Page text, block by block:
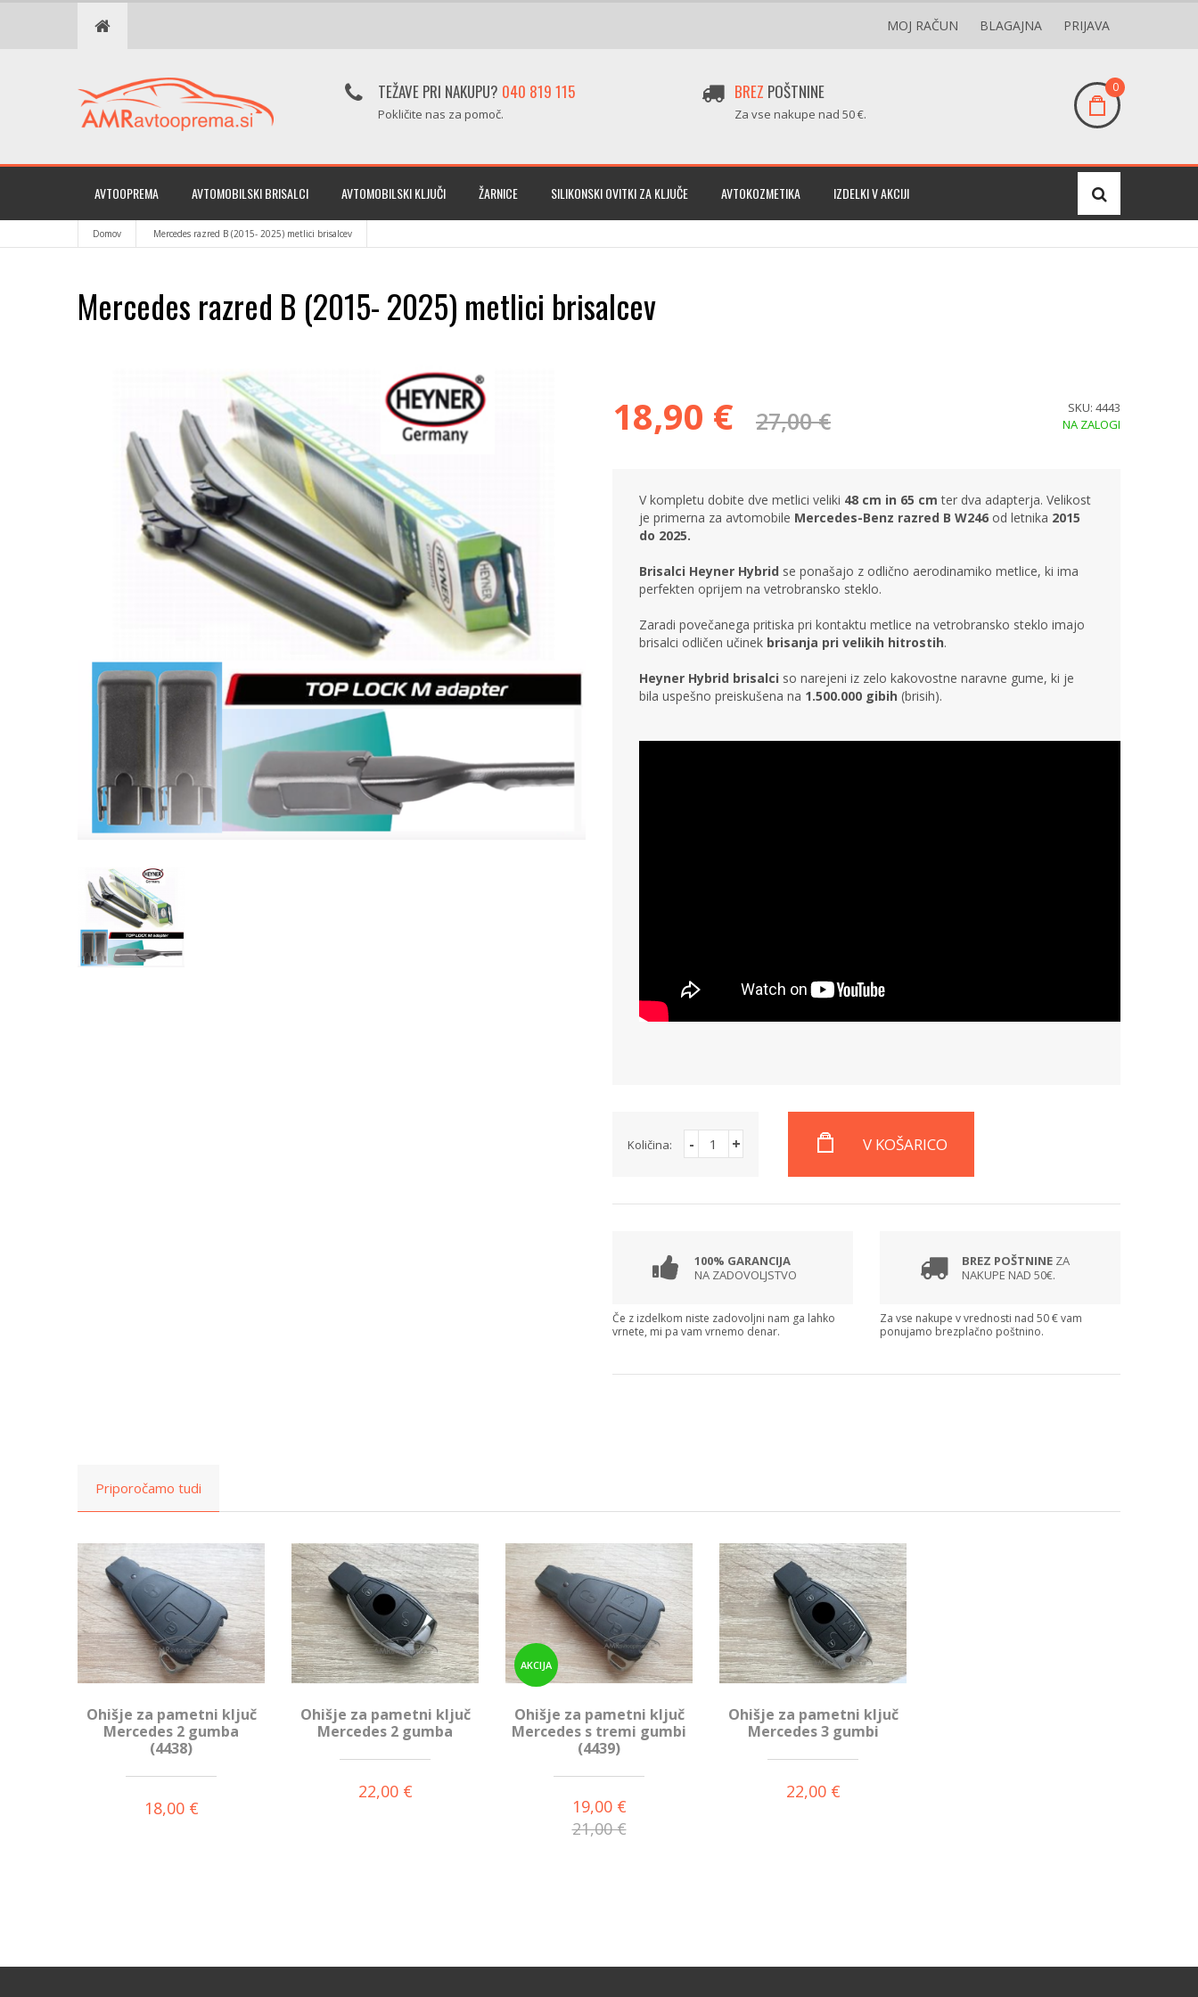
MOJ RAČUN BLAGAJNA PRIJAVA
TEŽAVE PRI NAKUPU? 040 819 115
Pokličite nas za pomoč.
BREZ POŠTNINE
Za vse nakupe nad 50 €.
0
AVTOOPREMA AVTOMOBILSKI BRISALCI AVTOMOBILSKI KLJUČI ŽARNICE SILIKONSKI OVITKI ZA KLJUČE AVTOKOZMETIKA IZDELKI V AKCIJI
Domov Mercedes razred B (2015- 2025) metlici brisalcev
Mercedes razred B (2015- 2025) metlici brisalcev
SKU: 4443
NA ZALOGI
18,90 € 27,00 €
V kompletu dobite dve metlici veliki 48 cm in 65 cmter dva adapterja. Velikost
je primerna za avtomobile Mercedes-Benz razred B W246 od letnika 2015
do 2025.
Brisalci Heyner Hybrid se ponašajo z odlično aerodinamiko metlice, ki ima
perfekten oprijem na vetrobransko steklo.
Zaradi povečanega pritiska pri kontaktu metlice na vetrobransko steklo imajo
brisalci odličen učinek brisanja pri velikih hitrostih.
Heyner Hybrid brisalci so narejeni iz zelo kakovostne naravne gume, ki je
bila uspešno preiskušena na 1.500.000 gibih (brisih).
Količina: - + V KOŠARICO
100% GARANCIJA
NA ZADOVOLJSTVO
Če z izdelkom niste zadovoljni nam ga lahko
vrnete, mi pa vam vrnemo denar.
BREZ POŠTNINE ZA
NAKUPE NAD 50€.
Za vse nakupe v vrednosti nad 50 € vam
ponujamo brezplačno poštnino.
Priporočamo tudi
Ohišje za pametni ključ
Mercedes 2 gumba
(4438)
18,00 €
Ohišje za pametni ključ
Mercedes 2 gumba
22,00 €
AKCIJA
Ohišje za pametni ključ
Mercedes s tremi gumbi
(4439)
19,00 €
21,00 €
Ohišje za pametni ključ
Mercedes 3 gumbi
22,00 €